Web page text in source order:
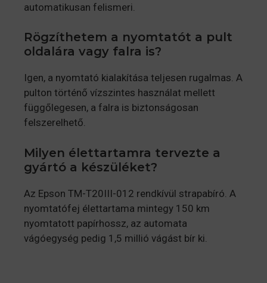
automatikusan felismeri.
Rögzíthetem a nyomtatót a pult
oldalára vagy falra is?
Igen, a nyomtató kialakítása teljesen rugalmas. A
pulton történő vízszintes használat mellett
függőlegesen, a falra is biztonságosan
felszerelhető.
Milyen élettartamra tervezte a
gyártó a készüléket?
Az Epson TM-T20III-012 rendkívül strapabíró. A
nyomtatófej élettartama mintegy 150 km
nyomtatott papírhossz, az automata
vágóegység pedig 1,5 millió vágást bír ki.